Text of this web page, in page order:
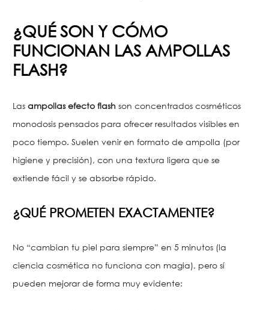
¿QUÉ SON Y CÓMO
FUNCIONAN LAS AMPOLLAS
FLASH?
Las ampollas efecto flashson concentrados cosméticos
monodosis pensados para ofrecer resultados visibles en
poco tiempo. Suelen venir en formato de ampolla (por
higiene y precisión), con una textura ligera que se
extiende fácil y se absorbe rápido.
¿QUÉ PROMETEN EXACTAMENTE?
No “cambian tu piel para siempre” en 5 minutos (la
ciencia cosmética no funciona con magia), pero sí
pueden mejorar de forma muy evidente: